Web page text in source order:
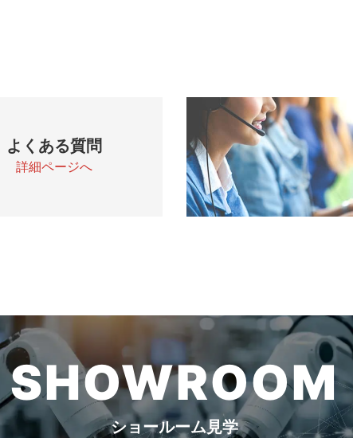
よくある質問
詳細ページへ
SHOWROOM
ショールーム見学